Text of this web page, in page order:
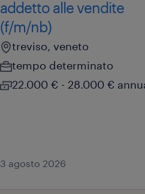
addetto alle vendite
(f/m/nb)
treviso, veneto
tempo determinato
22.000 € - 28.000 €
3 agosto 2026